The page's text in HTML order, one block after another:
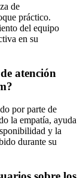
de
práctico.
del equipo
en su
atención
por parte de
la empatía, ayuda
y la
durante su